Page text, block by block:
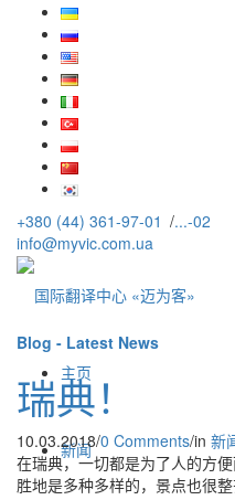
+380 (44) 361-97-01 /...-02
info@myvic.com.ua
主页
新闻
Blog - Latest News
瑞典！
10.03.2018/0 Comments/in 新
在瑞典，一切都是为了人的方
胜地是多种多样的，景点也很整